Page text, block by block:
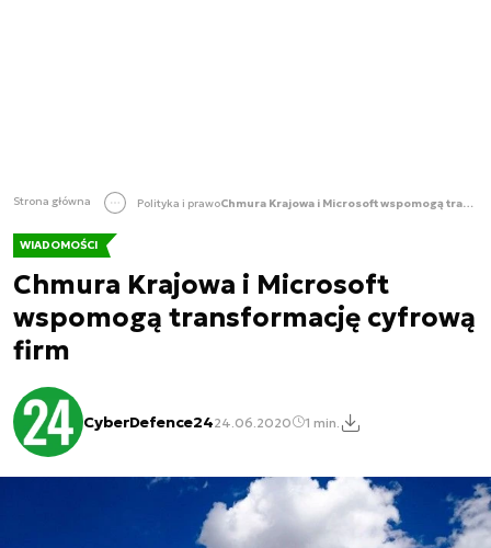
Strona główna Polityka i prawo Chmura Krajowa i Microsoft wspomogą transformację cyfrową firm
WIADOMOŚCI
Chmura Krajowa i Microsoft
wspomogą transformację cyfrową
firm
CyberDefence2424.06.2020 1 min.